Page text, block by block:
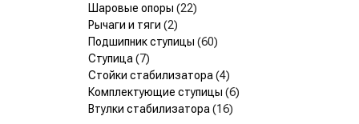
Шаровые опоры (22)
Рычаги и тяги (2)
Подшипник ступицы (60)
Ступица (7)
Стойки стабилизатора (4)
Комплектующие ступицы (6)
Втулки стабилизатора (16)